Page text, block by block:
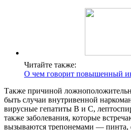
Читайте также:
О чем говорит повышенный
Также причиной
быть случаи внутривенной
вирусные гепатиты B и C,
также заболевания, которые
вызываются трепонемами — пинта,